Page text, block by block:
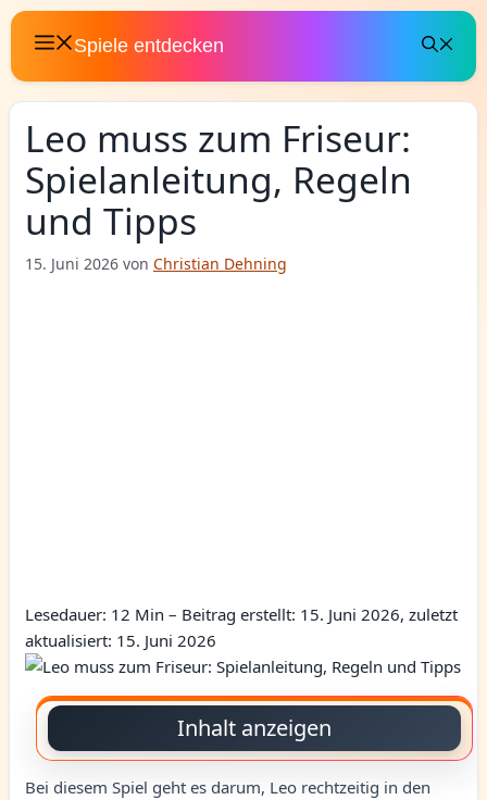
Zum
Inhalt
springen
Spiele entdecken
Leo muss zum Friseur:
Spielanleitung, Regeln
und Tipps
15. Juni 2026 von Christian Dehning
Lesedauer: 12 Min – Beitrag erstellt: 15. Juni 2026, zuletzt
aktualisiert: 15. Juni 2026
Inhalt anzeigen
Bei diesem Spiel geht es darum, Leo rechtzeitig in den